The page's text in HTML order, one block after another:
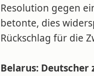
Resolution gegen
betonte, dies
Rückschlag für die
Belarus: